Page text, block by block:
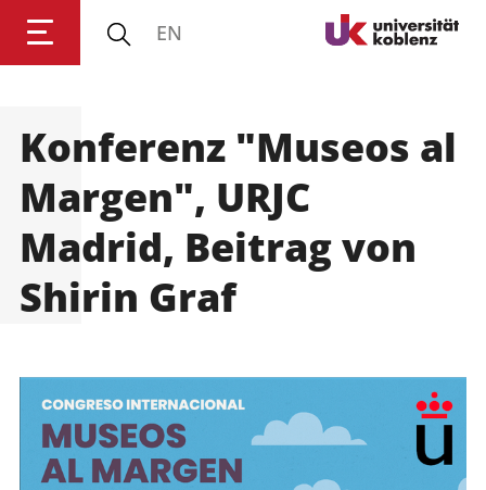
Anmelden Impressum Datenschutz
EN
Konferenz "Museos al
Margen", URJC
Madrid, Beitrag von
Shirin Graf